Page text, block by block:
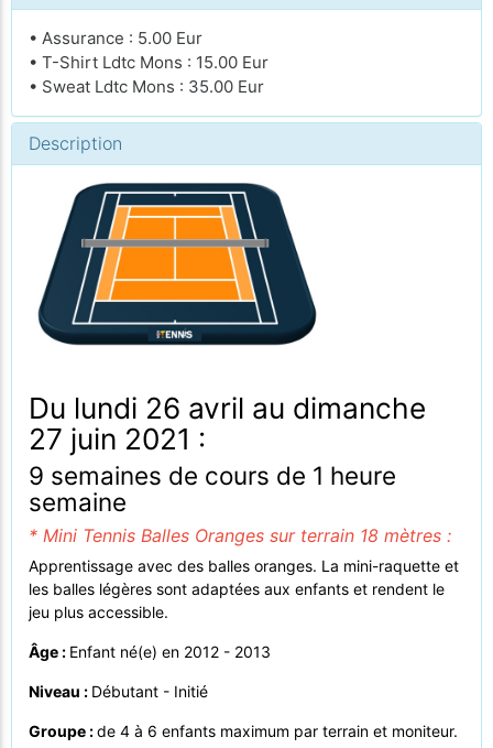
• Assurance : 5.00 Eur
• T-Shirt Ldtc Mons : 15.00 Eur
• Sweat Ldtc Mons : 35.00 Eur
Description
Du lundi 26 avril au dimanche
27 juin 2021 :
9 semaines de cours de 1 heure
semaine
* Mini Tennis Balles Oranges sur terrain 18 mètres :
Apprentissage avec des balles oranges. La mini-raquette et
les balles légères sont adaptées aux enfants et rendent le
jeu plus accessible.
Âge : Enfant né(e) en 2012 - 2013
Niveau : Débutant - Initié
Groupe :de 4 à 6 enfants maximum par terrain et moniteur.